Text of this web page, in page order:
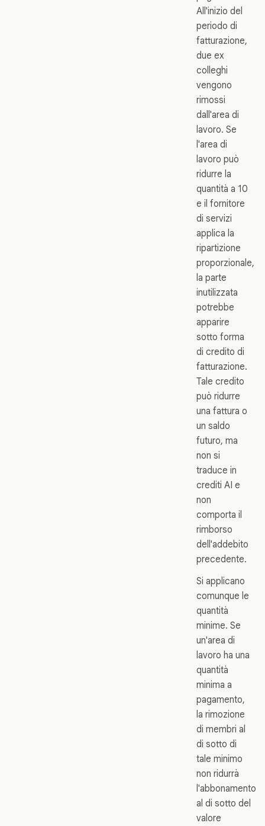
All'inizio del
periodo di
fatturazione,
due ex
colleghi
vengono
rimossi
dall'area di
lavoro. Se
l'area di
lavoro può
ridurre la
quantità a 10
e il fornitore
di servizi
applica la
ripartizione
proporzionale,
la parte
inutilizzata
potrebbe
apparire
sotto forma
di credito di
fatturazione.
Tale credito
può ridurre
una fattura o
un saldo
futuro, ma
non si
traduce in
crediti AI e
non
comporta il
rimborso
dell'addebito
precedente.
Si applicano
comunque le
quantità
minime. Se
un'area di
lavoro ha una
quantità
minima a
pagamento,
la rimozione
di membri al
di sotto di
tale minimo
non ridurrà
l'abbonamento
al di sotto del
valore